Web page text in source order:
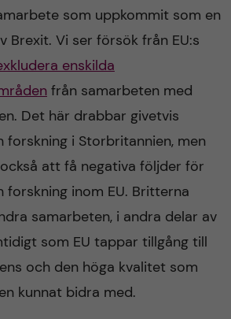
som uppkommit som en
Brexit. Vi ser försök från EU:s
enskilda
från samarbeten med
Det här drabbar givetvis
forskning i Storbritannien, men
att få negativa följder för
forskning inom EU. Britterna
samarbeten, i andra delar av
som EU tappar tillgång till
och den höga kvalitet som
kunnat bidra med.